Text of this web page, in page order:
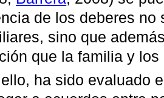
de los deberes no
sino que
que la familia y
ha sido evaluado